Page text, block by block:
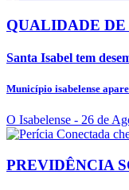
QUALIDADE
Santa Isabel tem
Município isabelense
O Isabelense - 26 de
PREVIDÊNCIA